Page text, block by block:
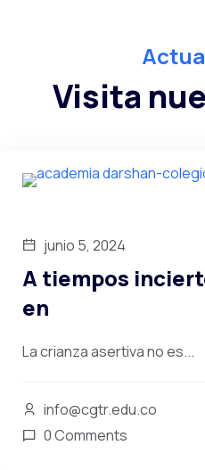
Visita
junio 5, 2024
A tiempos
en
La crianza asertiva no es...
info@cgtr.edu.co
0 Comments